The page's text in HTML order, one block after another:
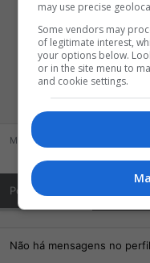
Ei
Mensagens
Posts de Perfil
Não há mensagens no
may use precise
Some vendors may
of legitimate interest,
your options below.
or in the site menu to
and cookie settings.